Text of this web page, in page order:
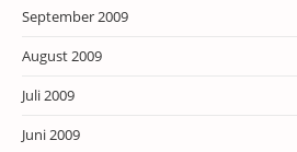
September 2009
August 2009
Juli 2009
Juni 2009